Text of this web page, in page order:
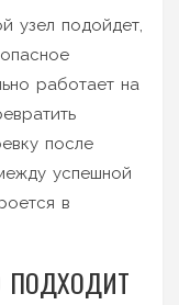
узел подойдет,
работает на
после
успешной
в
ПОДХОДИТ